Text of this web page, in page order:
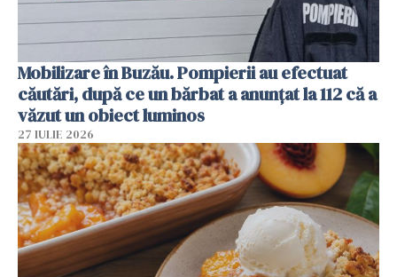
Mobilizare în Buzău. Pompierii au efectuat
căutări, după ce un bărbat a anunțat la 112 că a
văzut un obiect luminos
27 IULIE 2026